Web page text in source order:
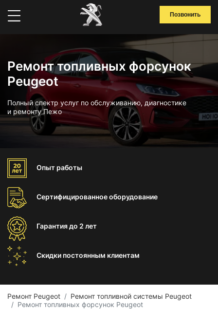
Позвонить
Ремонт топливных форсунок
Peugeot
Полный спектр услуг по обслуживанию, диагностике
и ремонту Пежо
Опыт работы
Сертифицированноеоборудование
Гарантиядо 2 лет
Скидки постоянным клиентам
Ремонт Peugeot
Ремонт топливной системы Peugeot
Ремонт топливных форсунок Peugeot